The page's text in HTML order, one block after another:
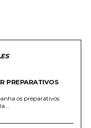
PREPARATIVOS
os preparativos